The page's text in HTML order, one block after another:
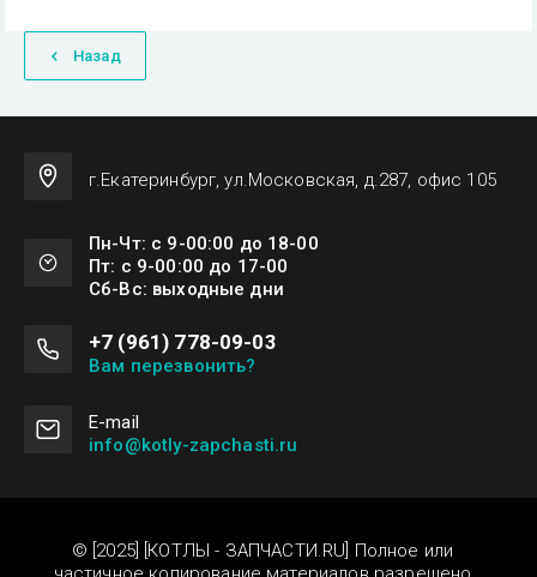
Назад
г.Екатеринбург, ул.Московская, д.287, офис 105
Пн-Чт: с 9-00:00 до 18-00
Пт: с 9-00:00 до 17-00
Сб-Вс: выходные дни
+7 (961) 778-09-03
Вам перезвонить?
Е-mail
info@kotly-zapchasti.ru
© [2025] [КОТЛЫ - ЗАПЧАСТИ.RU] Полное или